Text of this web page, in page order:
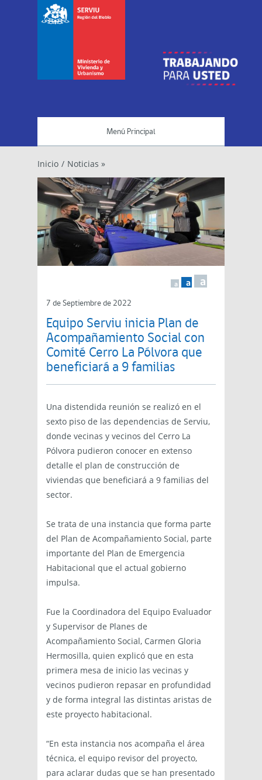
Menú Principal
Inicio / Noticias »
a a a
7 de Septiembre de 2022
Equipo Serviu inicia Plan de
Acompañamiento Social con
Comité Cerro La Pólvora que
beneficiará a 9 familias
Una distendida reunión se realizó en el
sexto piso de las dependencias de Serviu,
donde vecinas y vecinos del Cerro La
Pólvora pudieron conocer en extenso
detalle el plan de construcción de
viviendas que beneficiará a 9 familias del
sector.
Se trata de una instancia que forma parte
del Plan de Acompañamiento Social, parte
importante del Plan de Emergencia
Habitacional que el actual gobierno
impulsa.
Fue la Coordinadora del Equipo Evaluador
y Supervisor de Planes de
Acompañamiento Social, Carmen Gloria
Hermosilla, quien explicó que en esta
primera mesa de inicio las vecinas y
vecinos pudieron repasar en profundidad
y de forma integral las distintas aristas de
este proyecto habitacional.
“En esta instancia nos acompaña el área
técnica, el equipo revisor del proyecto,
para aclarar dudas que se han presentado